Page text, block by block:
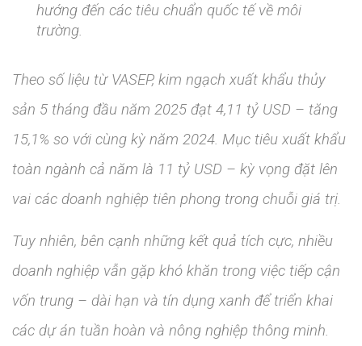
hướng đến các tiêu chuẩn quốc tế về môi
trường.
Theo số liệu từ VASEP, kim ngạch xuất khẩu thủy
sản 5 tháng đầu năm 2025 đạt 4,11 tỷ USD – tăng
15,1% so với cùng kỳ năm 2024. Mục tiêu xuất khẩu
toàn ngành cả năm là 11 tỷ USD – kỳ vọng đặt lên
vai các doanh nghiệp tiên phong trong chuỗi giá trị.
Tuy nhiên, bên cạnh những kết quả tích cực, nhiều
doanh nghiệp vẫn gặp khó khăn trong việc tiếp cận
vốn trung – dài hạn và tín dụng xanh để triển khai
các dự án tuần hoàn và nông nghiệp thông minh.